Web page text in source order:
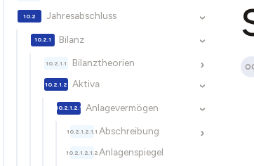
›
Jahresabschluss
›
Bilanz
›
Bilanztheorien
›
Aktiva
›
Anlagevermögen
›
Abschreibung
Anlagenspiegel